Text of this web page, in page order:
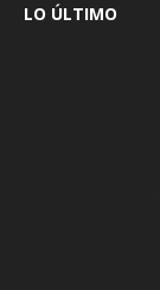
LO ÚLTIMO